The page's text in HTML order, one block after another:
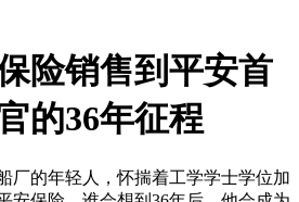
险销售到平安首
的36年征程
厂的年轻人，怀揣着工学学士学位加